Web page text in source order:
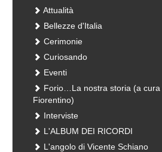
Attualità
Bellezze d'Italia
Cerimonie
Curiosando
Eventi
Forio…La nostra storia (a cura
Fiorentino)
Interviste
L'ALBUM DEI RICORDI
L'angolo di Vicente Schiano